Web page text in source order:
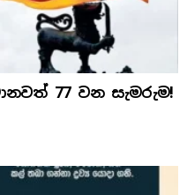
77 වන සැමරුම!